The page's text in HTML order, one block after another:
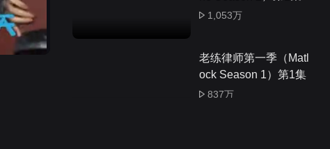
1,053万
老练律师第一季（Matl
ock Season 1）第1集
837万